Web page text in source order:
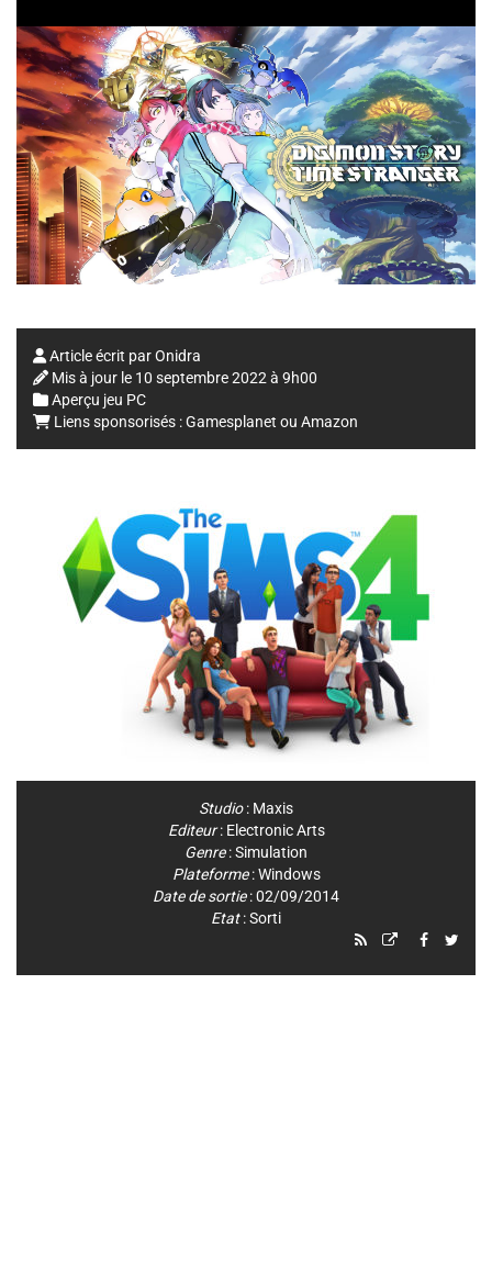
Article écrit parOnidra
Mis à jour le 10 septembre 2022 à 9h00
Aperçu jeu PC
Liens sponsorisés :Gamesplanet ou Amazon
Studio: Maxis
Editeur: Electronic Arts
Genre:Simulation
Plateforme:Windows
Date de sortie: 02/09/2014
Etat: Sorti